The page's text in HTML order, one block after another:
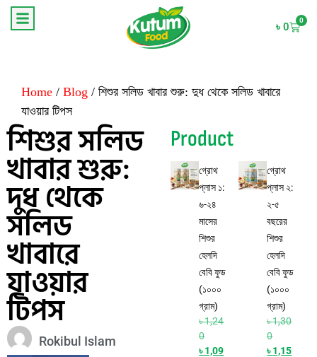
৳ 0
0
Home / Blog / শিশুর সলিড খাবার শুরু: দুধ থেকে সলিড খাবারে
যাওয়ার টিপস
শিশুর সলিড
খাবার শুরু:
দুধ থেকে
সলিড
খাবারে
যাওয়ার
টিপস
Rokibul Islam
Product
গ্রোথ
প্লাস ১:
৬-২৪
মাসের
শিশুর
হেলদি
বেবি ফুড
(১০০০
গ্রাম)
৳1,24
0
৳1,09
গ্রোথ
প্লাস ২:
২-৫
বছরের
শিশুর
হেলদি
বেবি ফুড
(১০০০
গ্রাম)
৳1,30
0
৳1,15